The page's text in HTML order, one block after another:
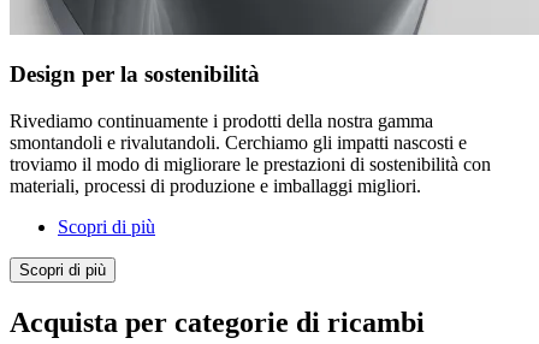
Design per la sostenibilità
Rivediamo continuamente i prodotti della nostra gamma
smontandoli e rivalutandoli. Cerchiamo gli impatti nascosti e
troviamo il modo di migliorare le prestazioni di sostenibilità con
materiali, processi di produzione e imballaggi migliori.
Scopri di più
Scopri di più
Acquista per categorie di ricambi